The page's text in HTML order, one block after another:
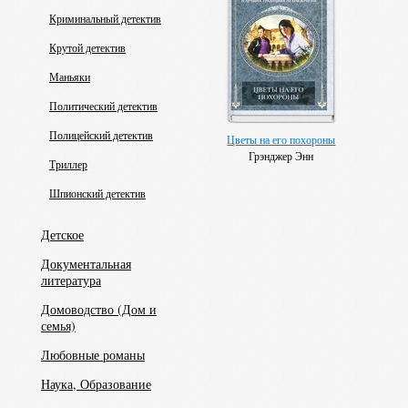
Криминальный детектив
Крутой детектив
Маньяки
Политический детектив
Полицейский детектив
Триллер
Шпионский детектив
Детское
Документальная
литература
Домоводство (Дом и
семья)
Любовные романы
Наука, Образование
Цветы на его похороны
Грэнджер Энн